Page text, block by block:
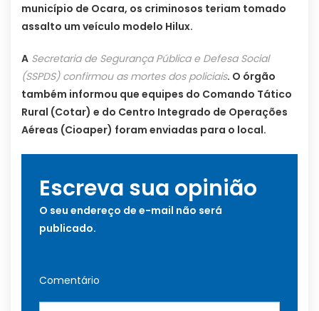
município de Ocara, os criminosos teriam tomado
assalto um veículo modelo Hilux.
A Secretaria de Segurança Pública e Defesa Social
(SSPDS) confirmou as mortes dos policiais. O órgão
também informou que equipes do Comando Tático
Rural (Cotar) e do Centro Integrado de Operações
Aéreas (Cioaper) foram enviadas para o local.
Escreva sua opinião
O seu endereço de e-mail não será
publicado.
Comentário